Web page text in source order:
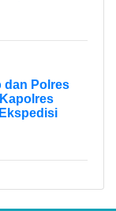
dan Polres